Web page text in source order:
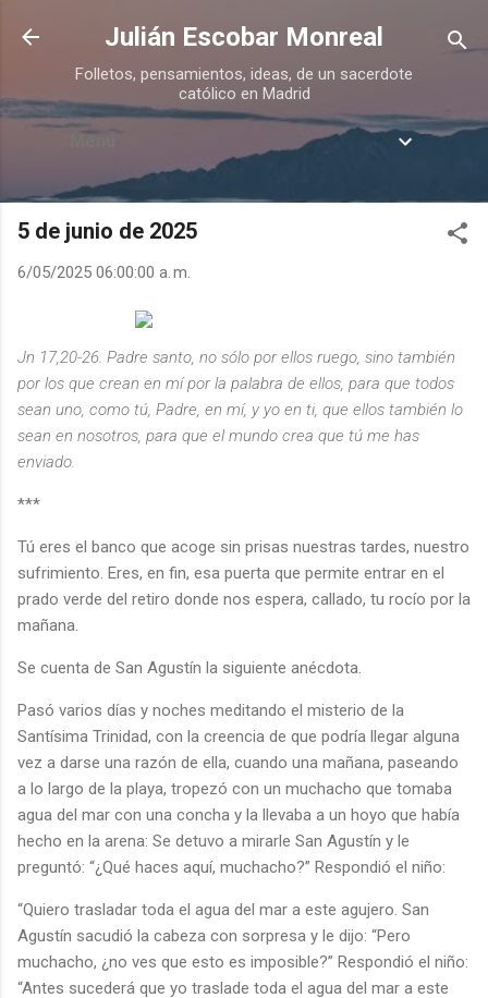
Ir al contenido principal
Julián Escobar Monreal
Folletos, pensamientos, ideas, de un sacerdote
católico en Madrid
Menú
5 de junio de 2025
6/05/2025 06:00:00 a. m.
Jn 17,20-26. Padre santo, no sólo por ellos ruego, sino también
por los que crean en mí por la palabra de ellos, para que todos
sean uno, como tú, Padre, en mí, y yo en ti, que ellos también lo
sean en nosotros, para que el mundo crea que tú me has
enviado.
***
Tú eres el banco que acoge sin prisas nuestras tardes, nuestro
sufrimiento. Eres, en fin, esa puerta que permite entrar en el
prado verde del retiro donde nos espera, callado, tu rocío por la
mañana.
Se cuenta de San Agustín la siguiente anécdota.
Pasó varios días y noches meditando el misterio de la
Santísima Trinidad, con la creencia de que podría llegar alguna
vez a darse una razón de ella, cuando una mañana, paseando
a lo largo de la playa, tropezó con un muchacho que tomaba
agua del mar con una concha y la llevaba a un hoyo que había
hecho en la arena: Se detuvo a mirarle San Agustín y le
preguntó: “¿Qué haces aquí, muchacho?” Respondió el niño:
“Quiero trasladar toda el agua del mar a este agujero. San
Agustín sacudió la cabeza con sorpresa y le dijo: “Pero
muchacho, ¿no ves que esto es imposible?” Respondió el niño:
“Antes sucederá que yo traslade toda el agua del mar a este